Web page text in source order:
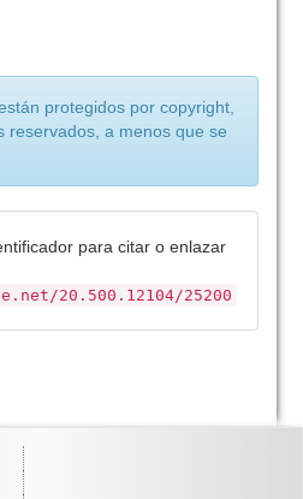
protegidos por copyright,
reservados, a menos que se
para citar o enlazar
20.500.12104/25200